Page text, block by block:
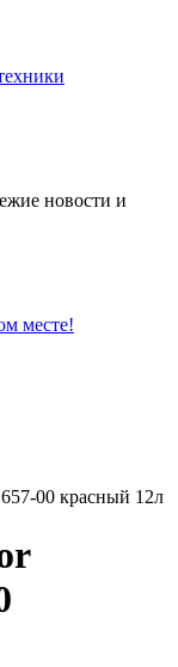
новости и
месте!
00 красный 12л